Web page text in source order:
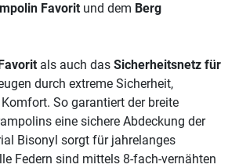
Favorit und dem Berg
als auch das Sicherheitsnetz für
durch extreme Sicherheit,
So garantiert der breite
eine sichere Abdeckung der
Bisonyl sorgt für jahrelanges
Federn sind mittels 8-fach-vernähten